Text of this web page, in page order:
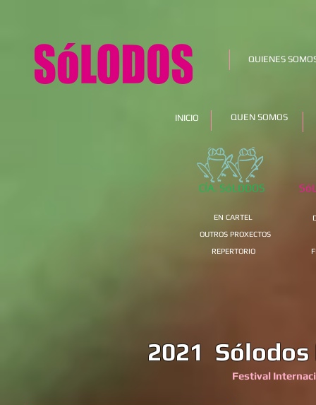
QUIENES
INICIO QUEN SOMOS
EN CARTEL
OUTROS PROXECTOS
REPERTORIO
CÍA. SóLODOS
2021 Sólodos
Festival